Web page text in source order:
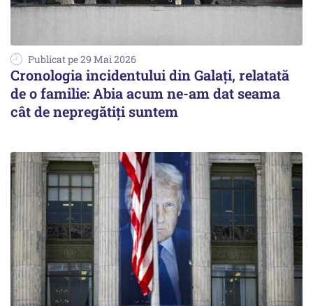
Publicat pe 29 Mai 2026
Cronologia incidentului din Galați, relatată
de o familie: Abia acum ne-am dat seama
cât de nepregătiți suntem